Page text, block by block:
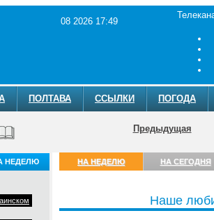
08 2026 17:49
ПОЛТАВА ССЫЛКИ ПОГОДА
Предыдущая
НЕДЕЛЮ НА НЕДЕЛЮ НА СЕГОДНЯ
Наше